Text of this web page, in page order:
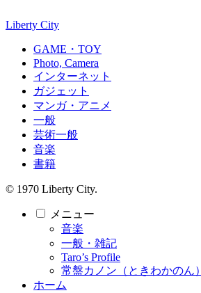
Liberty City
GAME・TOY
Photo, Camera
インターネット
ガジェット
マンガ・アニメ
一般
芸術一般
音楽
書籍
© 1970 Liberty City.
メニュー
音楽
一般・雑記
Taro’s Profile
常盤カノン（ときわかのん）
ホーム